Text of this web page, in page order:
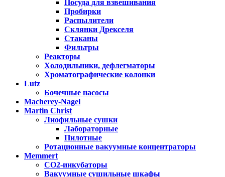
Посуда для взвешивания
Пробирки
Распылители
Склянки Дрекселя
Стаканы
Фильтры
Реакторы
Холодильники, дефлегматоры
Хроматографические колонки
Lutz
Бочечные насосы
Macherey-Nagel
Martin Christ
Лиофильные сушки
Лабораторные
Пилотные
Ротационные вакуумные концентраторы
Memmert
CO2-инкубаторы
Вакуумные сушильные шкафы